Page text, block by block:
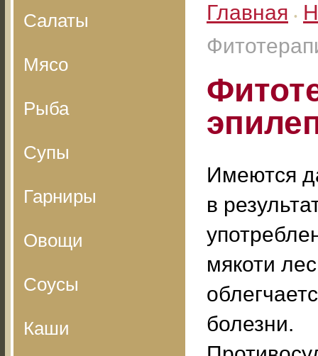
Салаты
Мясо
Рыба
Супы
Гарниры
Овощи
Соусы
Каши
Главная •
Имеются
в
мякоти
болезни.